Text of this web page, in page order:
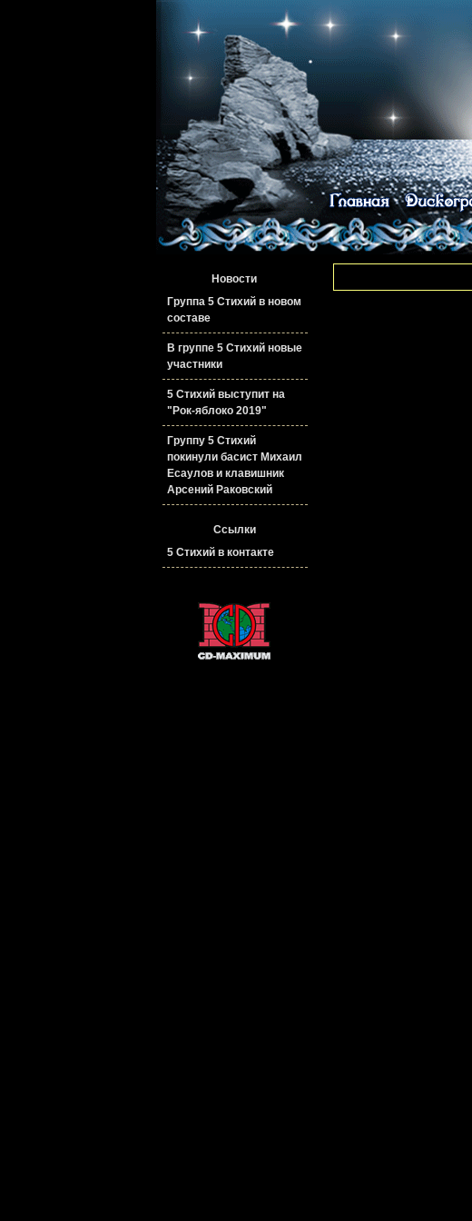
Новости
Группа 5 Стихий в новом
составе
В группе 5 Стихий новые
участники
5 Стихий выступит на
"Рок-яблоко 2019"
Группу 5 Стихий
покинули басист Михаил
Есаулов и клавишник
Арсений Раковский
Ссылки
5 Стихий в контакте